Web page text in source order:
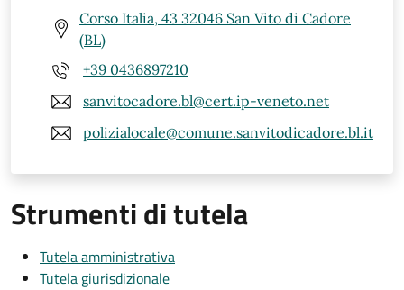
Corso Italia, 43 32046 San Vito di Cadore
(BL)
+39 0436897210
sanvitocadore.bl@cert.ip-veneto.net
polizialocale@comune.sanvitodicadore.bl.it
Strumenti di tutela
Tutela amministrativa
Tutela giurisdizionale